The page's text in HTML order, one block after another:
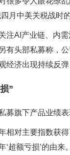
月中美关税战
注AI产业链、内
有头部私募称，
经济出现持续反
”
募旗下产品业绩
相对主要指数获
超额亏损’的由来